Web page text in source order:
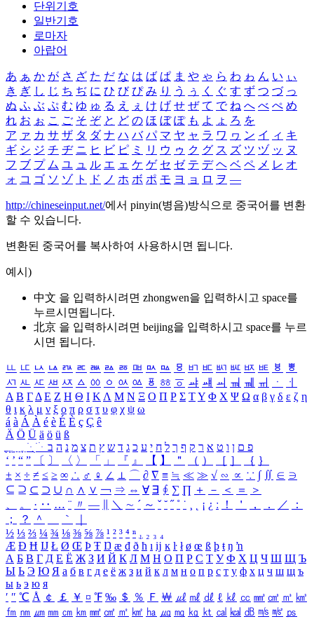
단위기호
일반기호
로마자
아랍어
あ ぁ か が さ ざ た だ な は ば ぱ ま や ゃ ら わ ゎ ん い ぃ
き ぎ し じ ち ぢ に ひ び ぴ み り う ぅ く ぐ す ず つ づ っ
ぬ ふ ぶ ぷ む ゆ ゅ る え ぇ け げ せ ぜ て で ね へ べ ぺ め
れ お ぉ こ ご そ ぞ と ど の ほ ぼ ぽ も よ ょ ろ を
ア ァ カ サ ザ タ ダ ナ ハ バ パ マ ヤ ャ ラ ワ ヮ ン イ ィ キ
ギ シ ジ チ ヂ ニ ヒ ビ ピ ミ リ ウ ゥ ク グ ス ズ ツ ヅ ッ ヌ
フ ブ プ ム ユ ュ ル エ ェ ケ ゲ セ ゼ テ デ ヘ ベ ペ メ レ オ
ォ コ ゴ ソ ゾ ト ド ノ ホ ボ ポ モ ヨ ョ ロ ヲ ―
http://chineseinput.net/에서 pinyin(병음)방식으로 중국어를 변환
할 수 있습니다.
변환된 중국어를 복사하여 사용하시면 됩니다.
예시)
中文 을 입력하시려면 zhongwen을 입력하시고 space를
누르시면됩니다.
北京 을 입력하시려면 beijing을 입력하시고 space를 누르
시면 됩니다.
ㅥ ㅦ ㅧ ㅨ ㅩ ㅪ ㅫ ㅬ ㅭ ㅮ ㅯ ㅰ ㅱ ㅲ ㅳ ㅴ ㅵ ㅶ ㅷ ㅸ
ㅹ
ㅺ ㅻ ㅼ ㅽ ㅾ ㅿ ㆀ ㆁ ㆂ ㆃ ㆄ ㆅ ㆆ ㆇ ㆈ ㆉ ㆊ ㆋ ㆌ ㆍ
ㆎ
Α Β ΓΔ Ε Ζ Η Θ Ι ΚΛ Μ Ν Ξ Ο Π Ρ Σ ΤΥ Φ Χ Ψ Ω α β γ δ ε ζ η
θ ι κ λ μ ν ξ ο π ρ σ τ υ φ χ ψ ω
á à Á À é è É È ç Ç ê
Ä Ö Ü ä ö ü ß
ִֶֹ ֻּ ׁׂ פ ם ן ו ט א ר ק ף ך ל ח י ע כ ג ד ש ץ ת צ מ נ ה ב
‘ ’ “ ” 〔 〕 〈 〉 「 」 『 』 【 】 ＂ （ ） ［ ］ ｛ ｝
± × ÷ ≠ ≤ ≥ ∞ ∴ ♂ ♀ ∠ ⊥ ⌒ ∂ ∇ ≡ ≒ ≪ ≫ √ ∽ ∝ ∵ ∫ ∬ ∈ ∋
⊆ ⊇ ⊂ ⊃ ∪ ∩ ∧ ∨ ￢ ⇒ ⇔ ∀ ∃ ∮ ∑ ∏ ＋ － ＜ ＝
＞
、
。 · ‥ … ¨ 〃 ― ＼ ∼ ´ ～ ˇ ˘ ˝ ˚ ˙ ¸ ¡ ¿ ː ！ ＇ ， ． ／
：
；
？ ＾ ｀
½ ⅓ ⅔ ¼ ¾ ⅛ ⅜ ⅝ ⅞ ¹ ² ³ ⁴ ⁿ ₁ ₂ ₃ ₄
Æ Ð Ħ Ĳ Ł Ø Œ Þ Ŧ Ŋ æ đ ð ħ ı ĳ ĸ ŀ ł ø œ ß þ ŧ ŋ ŉ
А Б В Г Д Е Ё Ж З И Й К Л М Н О П Р С Т У Ф Х Ц Ч Ш Щ Ъ
Ы Ь Э Ю Я а б в г д е ё ж з и й к л м н о п р с т у ф х ц ч ш щ ъ
ы ь э ю я
′ ″ ℃ Å ￠ ￡ ￥ ¤ ℉ ‰ ＄ ％ Ｆ ￦ ㎕ ㎖ ㎗ ℓ ㎘ ㏄ ㎣ ㎤ ㎥ ㎦
㎙ ㎚ ㎛ ㎜ ㎝ ㎞ ㎟ ㎠ ㎡ ㎢ ㏊ ㎍ ㎎ ㎏ ㏏ ㎈ ㎉ ㏈ ㎧ ㎨ ㎰